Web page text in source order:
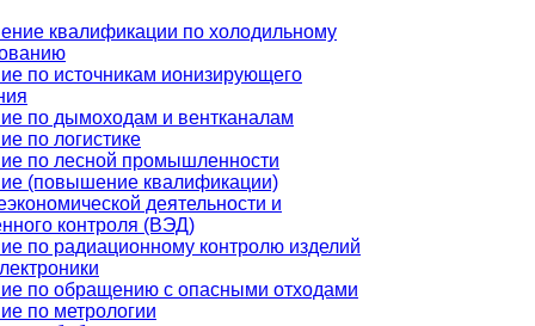
квалификации по холодильному
по источникам ионизирующего
по дымоходам и вентканалам
по логистике
по лесной промышленности
(повышение квалификации)
деятельности и
контроля (ВЭД)
по радиационному контролю изделий
по обращению с опасными отходами
по метрологии